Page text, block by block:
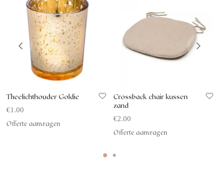
Theelichthouder Goldie
€1.00
Offerte aanvragen
Crossback chair kussen
zand
€2.00
Offerte aanvragen